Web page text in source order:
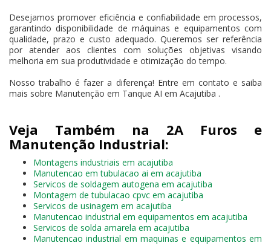
Desejamos promover eficiência e confiabilidade em processos,
garantindo disponibilidade de máquinas e equipamentos com
qualidade, prazo e custo adequado. Queremos ser referência
por atender aos clientes com soluções objetivas visando
melhoria em sua produtividade e otimização do tempo.
Nosso trabalho é fazer a diferença! Entre em contato e saiba
mais sobre Manutenção em Tanque AI em Acajutiba .
Veja Também na 2A Furos e
Manutenção Industrial:
Montagens industriais em acajutiba
Manutencao em tubulacao ai em acajutiba
Servicos de soldagem autogena em acajutiba
Montagem de tubulacao cpvc em acajutiba
Servicos de usinagem em acajutiba
Manutencao industrial em equipamentos em acajutiba
Servicos de solda amarela em acajutiba
Manutencao industrial em maquinas e equipamentos em